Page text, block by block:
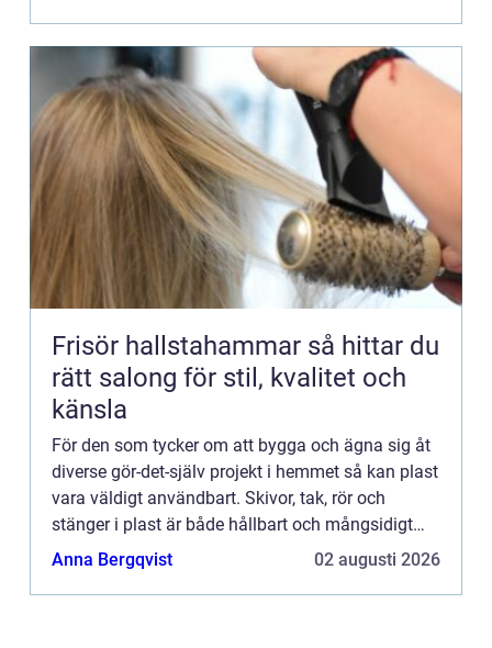
Frisör hallstahammar så hittar du
rätt salong för stil, kvalitet och
känsla
För den som tycker om att bygga och ägna sig åt
diverse gör-det-själv projekt i hemmet så kan plast
vara väldigt användbart. Skivor, tak, rör och
stänger i plast är både hållbart och mångsidigt
vilket gör att det kan passa till de allra flesta
Anna Bergqvist 02 augusti 2026